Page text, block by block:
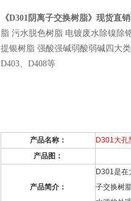
《D301阴离子交换树脂》现货直销
脂 污水脱色树脂 电镀废水除镍除
提银树脂 强酸强碱弱酸弱碱四大类
D403、D408等
产品名称： D301大孔
产品图：
产品简介：
D301是在
子交换树